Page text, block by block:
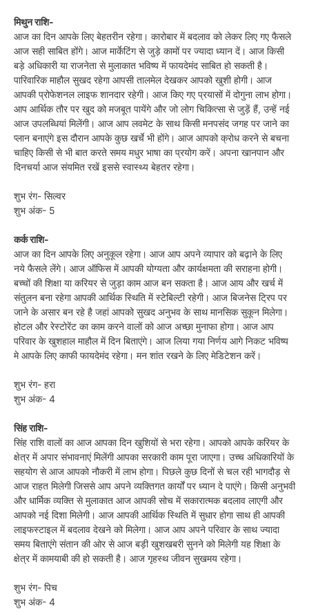
मिथुन राशि-
आज का दिन आपके लिए बेहतरीन रहेगा। कारोबार में बदलाव को लेकर लिए गए फैसले
आज सही साबित होंगे। आज मार्केटिंग से जुड़े कामों पर ज्यादा ध्यान दें। आज किसी
बड़े अधिकारी या राजनेता से मुलाकात भविष्य में फायदेमंद साबित हो सकती है।
पारिवारिक माहौल सुखद रहेगा आपसी तालमेल देखकर आपको खुशी होगी। आज
आपकी प्रोफेशनल लाइफ शानदार रहेगी। आज किए गए प्रयासों में दोगुना लाभ होगा।
आप आर्थिक तौर पर खुद को मजबूत पायेंगे और जो लोग चिकित्सा से जुड़ें हैं, उन्हें नई
आज उपलब्धियां मिलेंगी। आज आप लवमेट के साथ किसी मनपसंद जगह पर जाने का
प्लान बनाएंगे इस दौरान आपके कुछ खर्चे भी होंगे। आज आपको क्रोध करने से बचना
चाहिए किसी से भी बात करते समय मधुर भाषा का प्रयोग करें। अपना खानपान और
दिनचर्या आज संयमित रखें इससे स्वास्थ्य बेहतर रहेगा।
शुभ रंग- सिल्वर
शुभ अंक- 5
कर्क राशि-
आज का दिन आपके लिए अनुकूल रहेगा। आज आप अपने व्यापार को बढ़ाने के लिए
नये फैसले लेंगे। आज ऑफिस में आपकी योग्यता और कार्यक्षमता की सराहना होगी।
बच्चों की शिक्षा या करियर से जुड़ा काम आज बन सकता है। आज आय और खर्च में
संतुलन बना रहेगा आपकी आर्थिक स्थिति में स्टेबिल्टी रहेगी। आज बिजनेस ट्रिप पर
जाने के असार बन रहे है जहां आपको सुखद अनुभव के साथ मानसिक सुकून मिलेगा।
होटल और रेस्टोरेंट का काम करने वालों को आज अच्छा मुनाफा होगा। आज आप
परिवार के खुशहाल माहौल में दिन बिताएंगे। आज लिया गया निर्णय आगे निकट भविष्य
मे आपके लिए काफी फायदेमंद रहेगा। मन शांत रखने के लिए मेडिटेशन करें।
शुभ रंग- हरा
शुभ अंक- 4
सिंह राशि-
सिंह राशि वालों का आज आपका दिन खुशियों से भरा रहेगा। आपको आपके करियर के
क्षेत्र में अपार संभावनाएं मिलेंगी आपका सरकारी काम पूरा जाएगा। उच्च अधिकारियों के
सहयोग से आज आपको नौकरी में लाभ होगा। पिछले कुछ दिनों से चल रही भागदौड़ से
आज राहत मिलेगी जिससे आप अपने व्यक्तिगत कार्यों पर ध्यान दे पाएंगे। किसी अनुभवी
और धार्मिक व्यक्ति से मुलाकात आज आपकी सोच में सकारात्मक बदलाव लाएगी और
आपको नई दिशा मिलेगी। आज आपकी आर्थिक स्थिति में सुधार होगा साथ ही आपकी
लाइफस्टाइल में बदलाव देखने को मिलेगा। आज आप अपने परिवार के साथ ज्यादा
समय बिताएंगे संतान की ओर से आज बड़ी खुशखबरी सुनने को मिलेगी यह शिक्षा के
क्षेत्र में कामयाबी की हो सकती है। आज गृहस्थ जीवन सुखमय रहेगा।
शुभ रंग- पिच
शुभ अंक- 4